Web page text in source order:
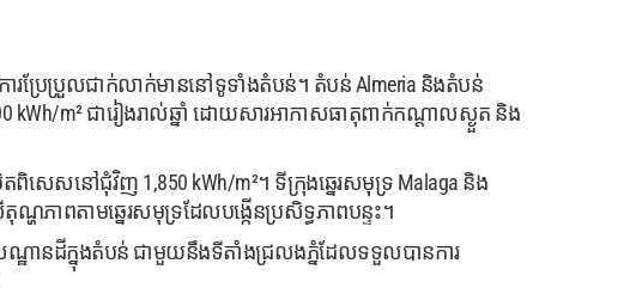
រប្រែប្រួលជាក់លាក់មាននៅទូទាំងតំបន់។ តំបន់ Almeria និងតំបន់
m² ជារៀងរាល់ឆ្នាំ ដោយសារអាកាសធាតុពាក់កណ្តាលស្ងួត និង
ពិសេសនៅជុំវិញ 1,850 kWh/m²។ ទីក្រុងឆ្នេរសមុទ្រ Malaga និង
ាពតាមឆ្នេរសមុទ្រដែលបង្កើនប្រសិទ្ធភាពបន្ទះ។
ណ្ឋានដីក្នុងតំបន់ ជាមួយនឹងទីតាំងជ្រលងភ្នំដែលទទួលបានការ